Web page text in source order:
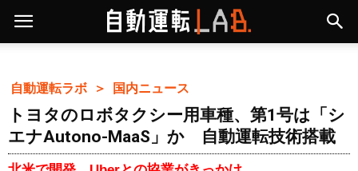
自動運転ラボ ＞ 国内ニュース
トヨタのロボタクシー用車種、第1号は「シ
エナAutono-MaaS」か 自動運転技術搭載